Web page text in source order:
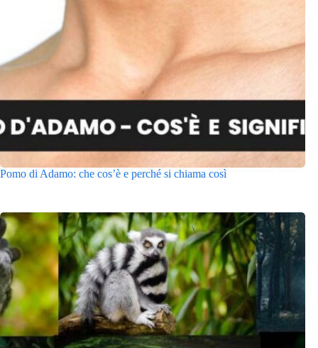
Pomo di Adamo: che cos’è e perché si chiama così